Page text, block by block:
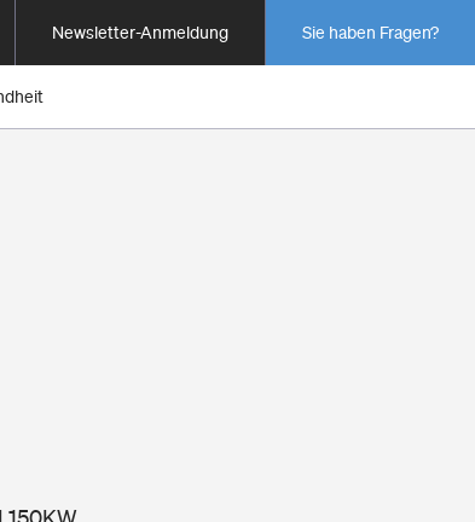
Newsletter-Anmeldung Sie haben Fragen?